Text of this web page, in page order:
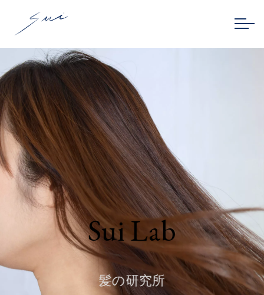
Sui Lab
髪の研究所